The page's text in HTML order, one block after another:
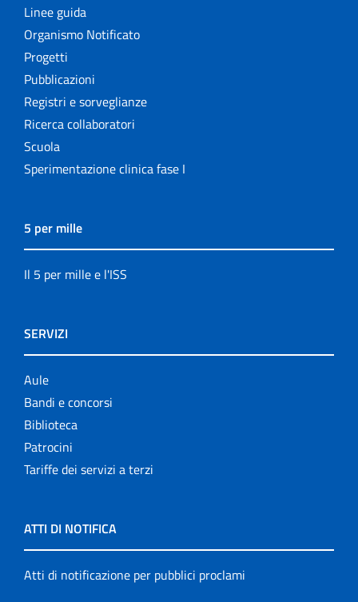
Linee guida
Organismo Notificato
Progetti
Pubblicazioni
Registri e sorveglianze
Ricerca collaboratori
Scuola
Sperimentazione clinica fase I
5 per mille
Il 5 per mille e l'ISS
SERVIZI
Aule
Bandi e concorsi
Biblioteca
Patrocini
Tariffe dei servizi a terzi
ATTI DI NOTIFICA
Atti di notificazione per pubblici proclami